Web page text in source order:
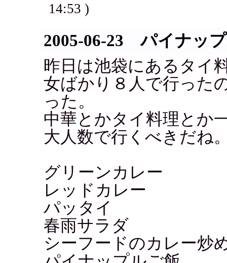
14:53 )
2005-06-23 パイナッ
昨日は池袋にあるタイ
女ばかり８人で行った
った。
中華とかタイ料理とか
大人数で行くべきだね
グリーンカレー
レッドカレー
パッタイ
春雨サラダ
シーフードのカレー炒